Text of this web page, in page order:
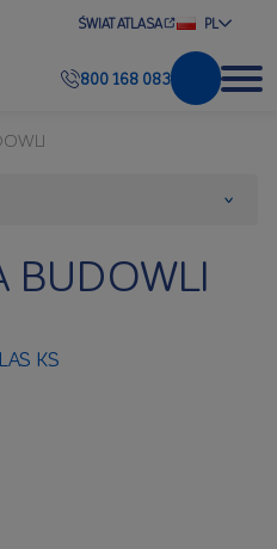
ŚWIAT ATLASA PL
800 168 083
BUDOWLI